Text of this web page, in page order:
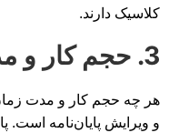
کلاسیک دارند.
3. حجم کار و مدت زمان انجام پایان نامه:
هر چه حجم کار و مدت
و ویرایش پایان‌نامه است.